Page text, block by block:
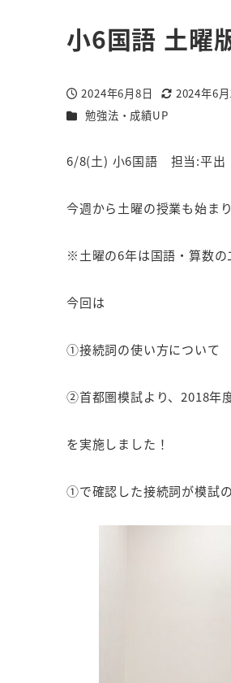
小6国語 土曜
投稿日
2024年6月8日
更新日
2024年6
カテゴリー
勉強法・成績UP
6/8(土) 小6国語 担当:平出
今週から土曜の授業も始ま
※土曜の6年は国語・算数の
今回は
①接続詞の使い方について
②首都圏模試より、2018年
を実施しました！
①で確認した接続詞が模試